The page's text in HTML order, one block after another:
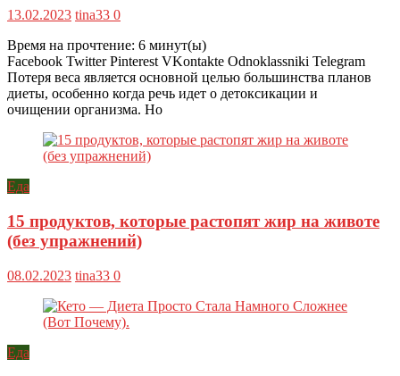
13.02.2023 tina33 0
Время на прочтение: 6 минут(ы)
Facebook Twitter Pinterest VKontakte Odnoklassniki Telegram
Потеря веса является основной целью большинства планов
диеты, особенно когда речь идет о детоксикации и
очищении организма. Но
Еда
15 продуктов, которые растопят жир на животе
(без упражнений)
08.02.2023 tina33 0
Еда